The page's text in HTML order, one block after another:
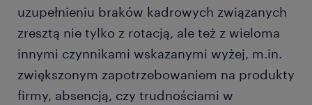
uzupełnieniu braków kadrowych związanych
zresztą nie tylko z rotacją, ale też z wieloma
innymi czynnikami wskazanymi wyżej, m.in.
zwiększonym zapotrzebowaniem na produkty
firmy, absencją, czy trudnościami w